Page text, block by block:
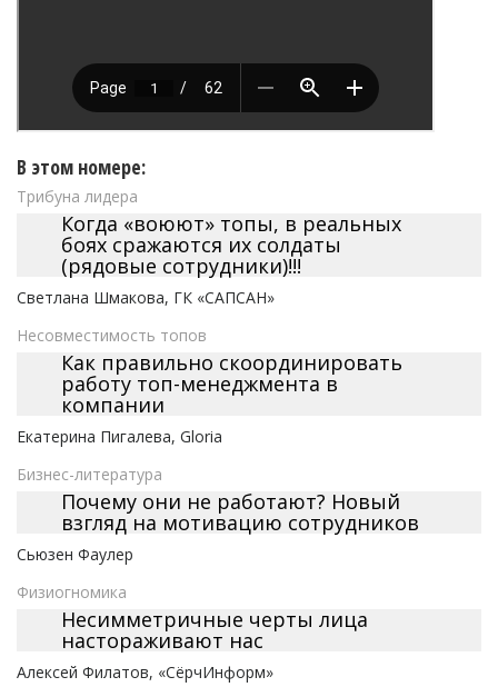
В этом номере:
Трибуна лидера
Когда «воюют» топы, в реальных
боях сражаются их солдаты
(рядовые сотрудники)!!!
Светлана Шмакова, ГК «САПСАН»
Несовместимость топов
Как правильно скоординировать
работу топ-менеджмента в
компании
Екатерина Пигалева, Gloria
Бизнес-литература
Почему они не работают? Новый
взгляд на мотивацию сотрудников
Сьюзен Фаулер
Физиогномика
Несимметричные черты лица
настораживают нас
Алексей Филатов, «СёрчИнформ»